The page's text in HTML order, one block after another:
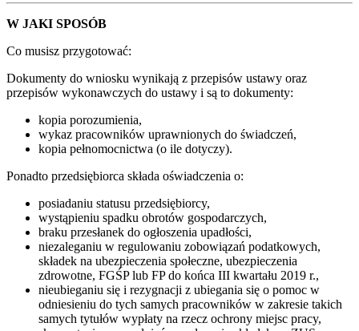
W JAKI SPOSÓB
Co musisz przygotować:
Dokumenty do wniosku wynikają z przepisów ustawy oraz
przepisów wykonawczych do ustawy i są to dokumenty:
kopia porozumienia,
wykaz pracowników uprawnionych do świadczeń,
kopia pełnomocnictwa (o ile dotyczy).
Ponadto przedsiębiorca składa oświadczenia o:
posiadaniu statusu przedsiębiorcy,
wystąpieniu spadku obrotów gospodarczych,
braku przesłanek do ogłoszenia upadłości,
niezaleganiu w regulowaniu zobowiązań podatkowych,
składek na ubezpieczenia społeczne, ubezpieczenia
zdrowotne, FGŚP lub FP do końca III kwartału 2019 r.,
nieubieganiu się i rezygnacji z ubiegania się o pomoc w
odniesieniu do tych samych pracowników w zakresie takich
samych tytułów wypłaty na rzecz ochrony miejsc pracy,